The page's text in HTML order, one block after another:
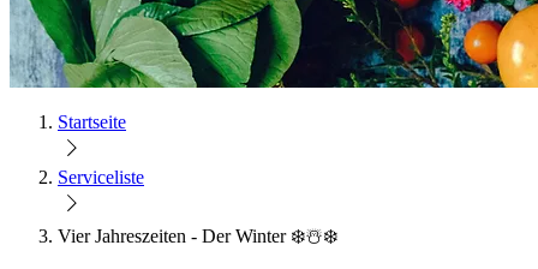
Startseite
Serviceliste
Vier Jahreszeiten - Der Winter ❄️☃️❄️